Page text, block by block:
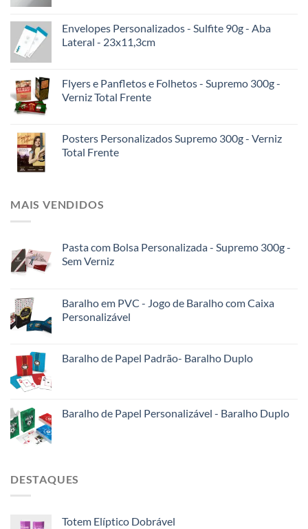
Envelopes Personalizados - Sulfite 90g - Aba
Lateral - 23x11,3cm
Flyers e Panfletos e Folhetos - Supremo 300g -
Verniz Total Frente
Posters Personalizados Supremo 300g - Verniz
Total Frente
MAIS VENDIDOS
Pasta com Bolsa Personalizada - Supremo 300g -
Sem Verniz
Baralho em PVC - Jogo de Baralho com Caixa
Personalizável
Baralho de Papel Padrão- Baralho Duplo
Baralho de Papel Personalizável - Baralho Duplo
DESTAQUES
Totem Elíptico Dobrável